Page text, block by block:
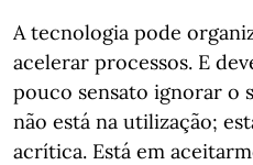
A tecnologia pode
acelerar processos. E
pouco sensato ignorar o
não está na utilização;
acrítica. Está em